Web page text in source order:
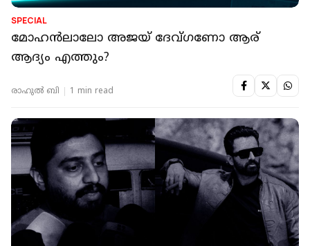
SPECIAL
മോഹൻലാലോ അജയ് ദേവ്ഗണോ ആര്
ആദ്യം എത്തും?
രാഹുൽ ബി 1 min read